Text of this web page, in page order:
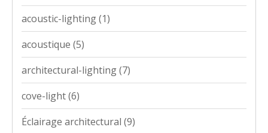
acoustic-lighting(1)
acoustique (5)
architectural-lighting(7)
cove-light(6)
Éclairage architectural (9)